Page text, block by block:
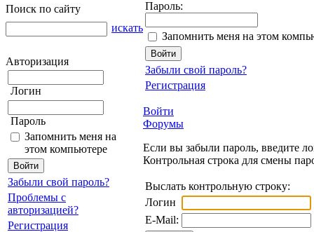
Поиск по сайту
искать
Авторизация
Логин
Пароль
Запомнить меня на
этом компьютере
Забыли свой пароль?
Проблемы с
авторизацией?
Регистрация
Пароль:
Запомнить меня на этом
Забыли свой пароль?
Регистрация
Войти
Форумы
Если вы забыли пароль, введите
Контрольная строка для смены
Выслать контрольную строку:
Логин
E-Mail: